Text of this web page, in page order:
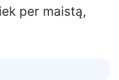
per maistą,